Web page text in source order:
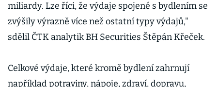
miliardy. Lze říci, že výdaje spojené s bydlením se
zvýšily výrazně více než ostatní typy výdajů,"
sdělil ČTK analytik BH Securities Štěpán Křeček.
Celkové výdaje, které kromě bydlení zahrnují
například potraviny, nápoje, zdraví, dopravu,